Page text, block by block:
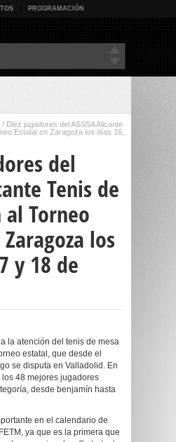
PROGRAMACIÓN
/ Diez jugadores del ASSSA Alicante
Estatal en Zaragoza los días 16,
del
Tenis de
Torneo
los
y 18 de
la atención del tenis de mesa
estatal, que desde el
se disputa en Valladolid. En
48 mejores jugadores
desde benjamín hasta
en el calendario de
ya que es la primera que